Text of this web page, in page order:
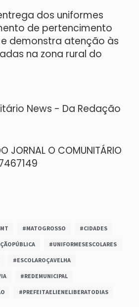
dos uniformes
de pertencimento
demonstra atenção às
na zona rural do
News - Da Redação
JORNAL O COMUNITÁRIO
#MATOGROSSO #CIDADES
#UNIFORMESESCOLARES
#ESCOLAROÇAVELHA
#REDEMUNICIPAL
#PREFEITAELIENELIBERATODIAS